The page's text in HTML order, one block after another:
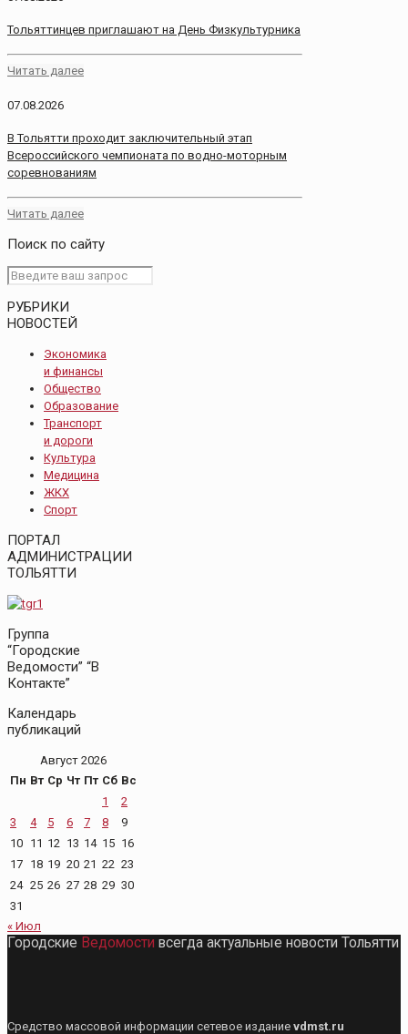
Тольяттинцев приглашают на День Физкультурника
Читать далее
07.08.2026
В Тольятти проходит заключительный этап
Всероссийского чемпионата по водно-моторным
соревнованиям
Читать далее
Поиск по сайту
РУБРИКИ
НОВОСТЕЙ
Экономика
и финансы
Общество
Образование
Транспорт
и дороги
Культура
Медицина
ЖКХ
Спорт
ПОРТАЛ
АДМИНИСТРАЦИИ
ТОЛЬЯТТИ
Группа
“Городские
Ведомости” “В
Контакте”
Календарь
публикаций
Август 2026
Пн Вт Ср Чт Пт Сб Вс
1
2
3
4 5 6 7 8
9
10 11 12 13 14 15 16
17 18 19 20 21 22 23
24 25 26 27 28 29 30
31
« Июл
Городские Ведомости всегда актуальные новости Тольятти
Средство массовой информации сетевое издание vdmst.ru